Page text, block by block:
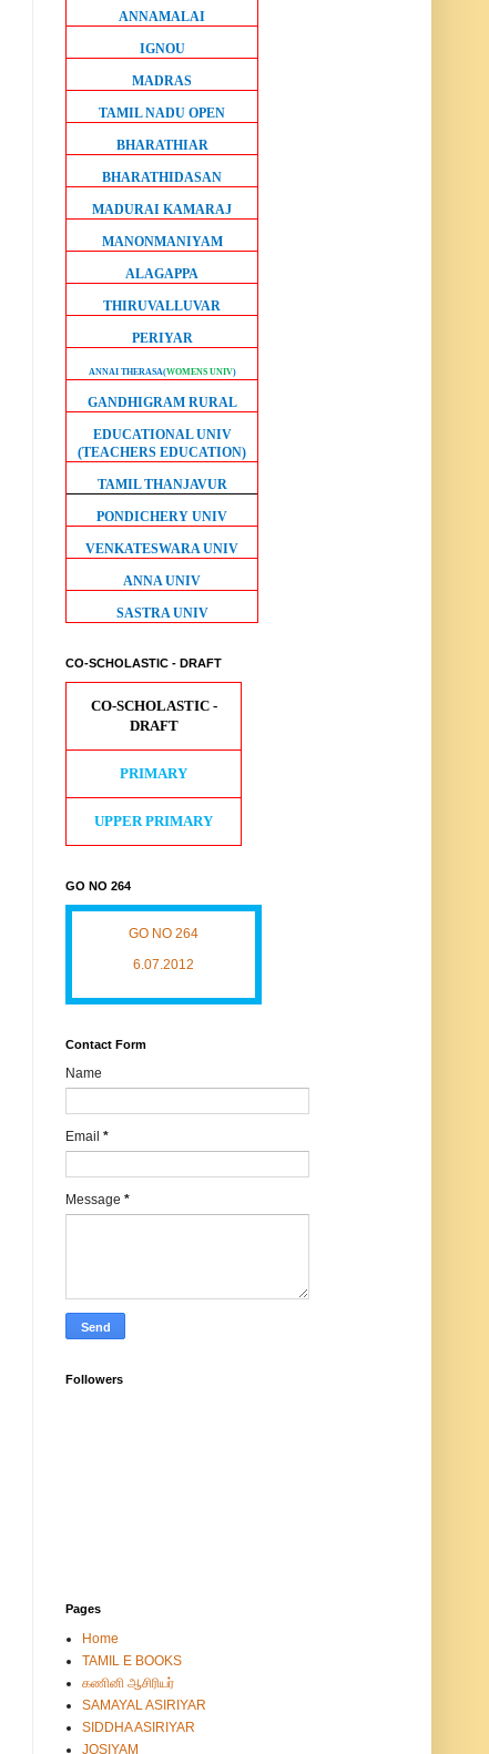
ANNAMALAI
IGNOU
MADRAS
TAMIL NADU OPEN
BHARATHIAR
BHARATHIDASAN
MADURAI KAMARAJ
MANONMANIYAM
ALAGAPPA
THIRUVALLUVAR
PERIYAR
ANNAI THERASA(WOMENS UNIV)
GANDHIGRAM RURAL
EDUCATIONAL UNIV
(TEACHERS EDUCATION)
TAMIL THANJAVUR
PONDICHERY UNIV
VENKATESWARA UNIV
ANNA UNIV
SASTRA UNIV
CO-SCHOLASTIC - DRAFT
CO-SCHOLASTIC -
DRAFT
PRIMARY
UPPER PRIMARY
GO NO 264
GO NO 264
6.07.2012
Contact Form
Name
Email *
Message *
Followers
Pages
Home
TAMIL E BOOKS
கணினி ஆசிரியர்
SAMAYAL ASIRIYAR
SIDDHA ASIRIYAR
JOSIYAM